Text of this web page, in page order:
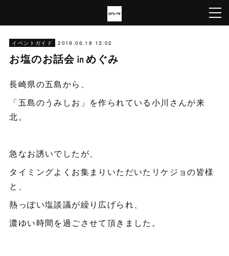
イベントガイド 2019.06.18 13:02
お塩のお話会㏌めぐみ
長崎県の五島から、
「五島のうみしお」を作られている小川さんが来
北。
急なお誘いでしたが、
タイミングよくお集まりいただいたリケジョの皆様
と、
熱っぽい塩談議が繰り広げられ、
濃ゆい時間を過ごさせて頂きました。